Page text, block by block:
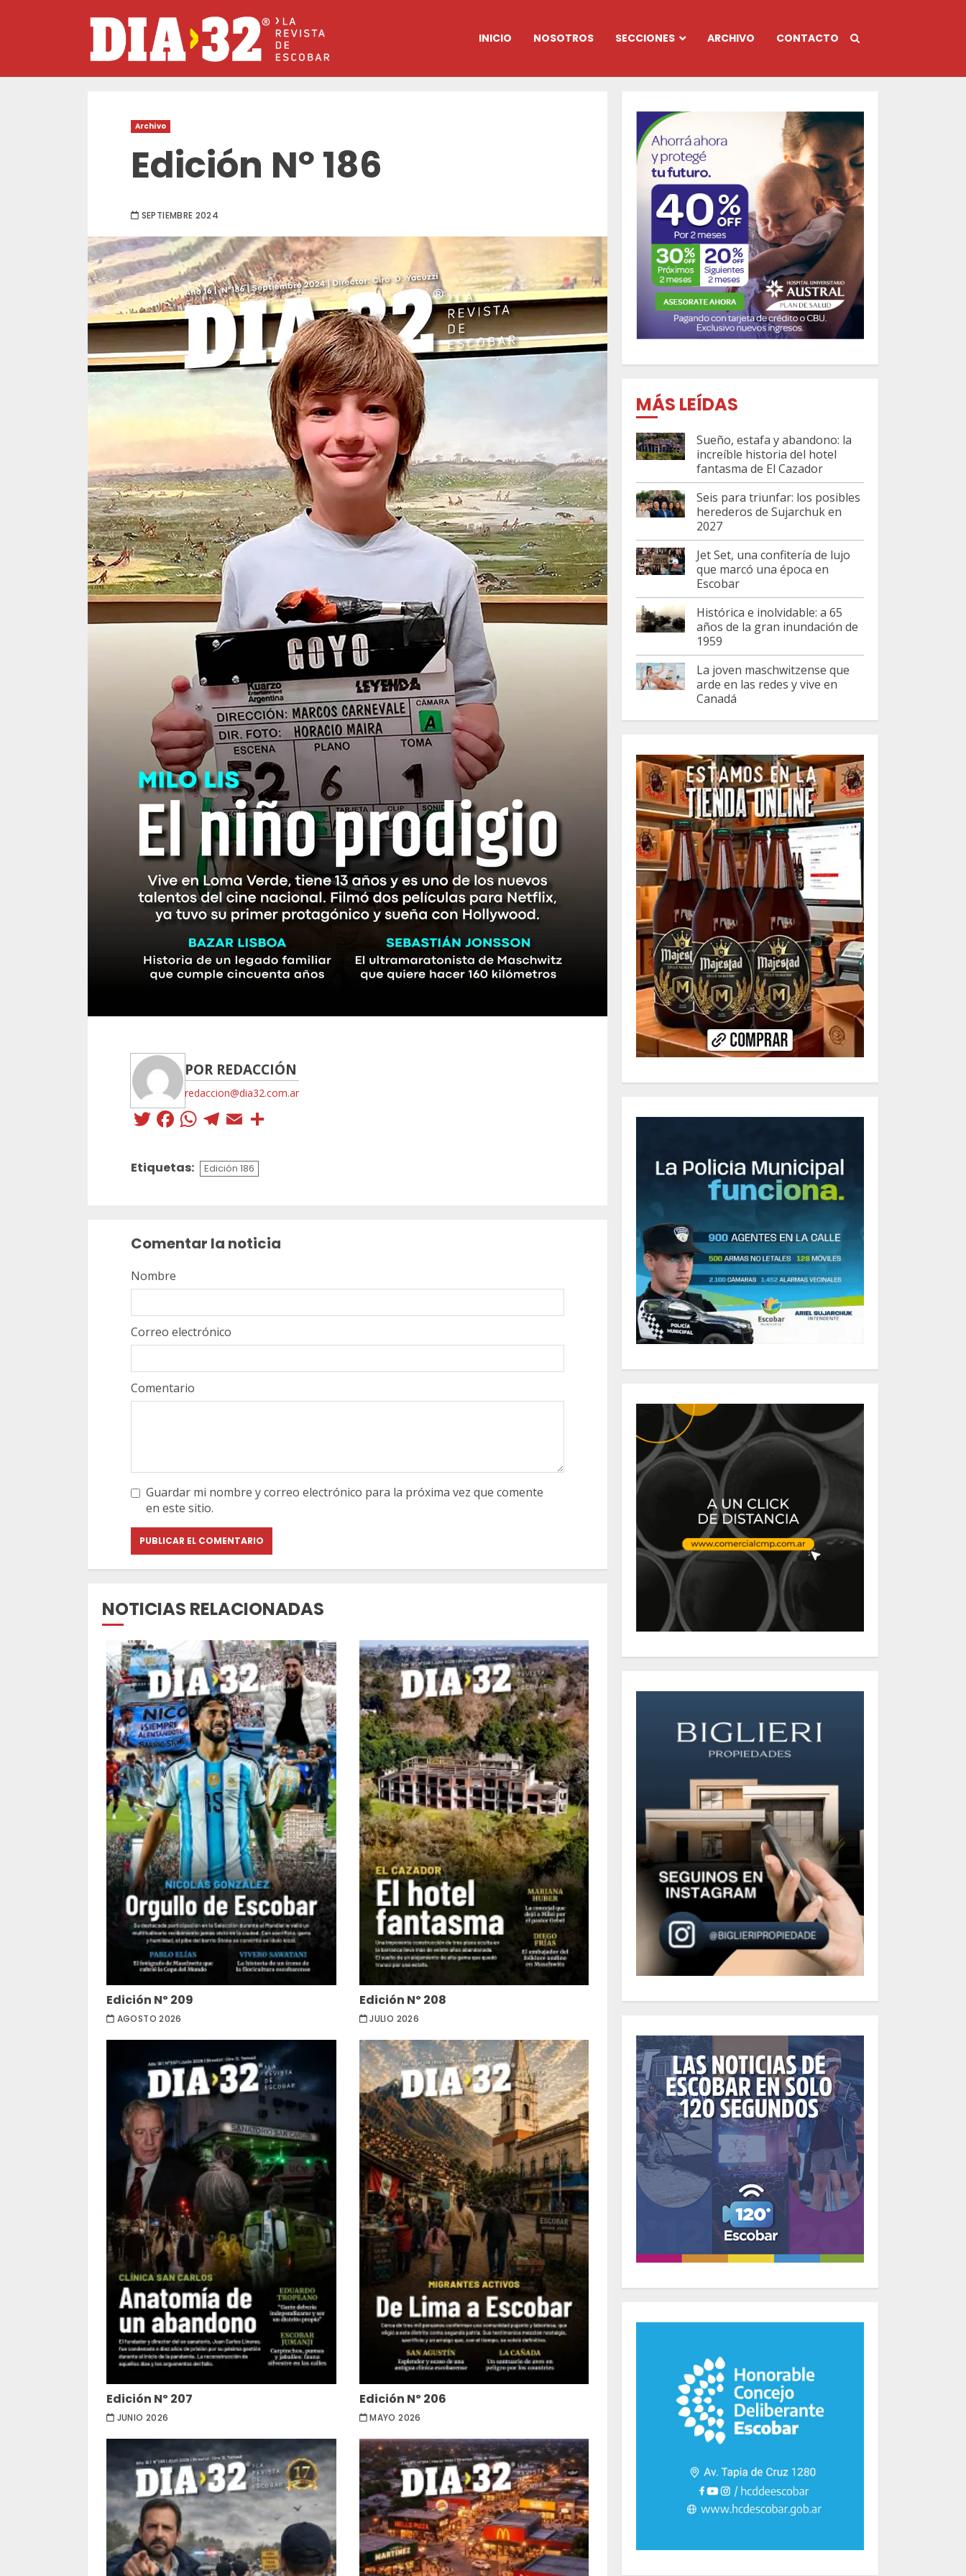
INICIO NOSOTROS SECCIONES ARCHIVO CONTACTO
Archivo
Edición Nº 186
SEPTIEMBRE 2024
POR REDACCIÓN
redaccion@dia32.com.ar
Twitter
Facebook
WhatsApp
Telegram
Email
Etiquetas: Edición 186
Comentar la noticia
Comentario
Nombre
Correo electrónico
Guardar mi nombre y correo electrónico para la próxima vez que comente
en este sitio.
NOTICIAS RELACIONADAS
Edición Nº 209
AGOSTO 2026
Edición Nº 208
JULIO 2026
Edición Nº 207
JUNIO 2026
Edición Nº 206
MAYO 2026
MÁS LEÍDAS
Sueño, estafa y abandono: la
increíble historia del hotel
fantasma de El Cazador
Seis para triunfar: los posibles
herederos de Sujarchuk en
2027
Jet Set, una confitería de lujo
que marcó una época en
Escobar
Histórica e inolvidable: a 65
años de la gran inundación de
1959
La joven maschwitzense que
arde en las redes y vive en
Canadá